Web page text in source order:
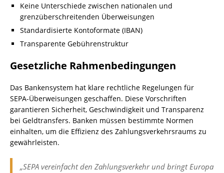
Keine Unterschiede zwischen nationalen und
grenzüberschreitenden Überweisungen
Standardisierte Kontoformate (IBAN)
Transparente Gebührenstruktur
Gesetzliche Rahmenbedingungen
Das Bankensystem hat klare rechtliche Regelungen für
SEPA-Überweisungen geschaffen. Diese Vorschriften
garantieren Sicherheit, Geschwindigkeit und Transparenz
bei Geldtransfers. Banken müssen bestimmte Normen
einhalten, um die Effizienz des Zahlungsverkehrsraums zu
gewährleisten.
„SEPA vereinfacht den Zahlungsverkehr und bringt Europa